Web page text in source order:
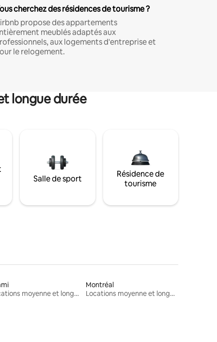
cherchez des résidences de tourisme ?
propose des appartements
meublés adaptés aux
aux logements d'entreprise et
le relogement.
longue durée
Salle de sport
Résidence de
tourisme
Locations moyenne et longue durée
Montréal
Locations moyenne et longue durée